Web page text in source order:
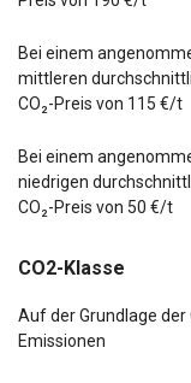
Bei einem
mittleren
CO₂-Preis von 115 €/t
Bei einem
niedrigen
CO₂-Preis von 50 €/t
CO2-Klasse
Auf der Grundlage der
Emissionen